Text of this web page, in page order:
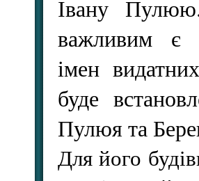
Івану
важливим є
імен
буде
Пулюя та
Для його